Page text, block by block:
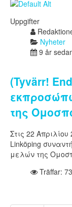
Uppgifter
Nyheter
9 år
(Tyvärr!
της
Στις 22
Linköping
μελών της
Träffar: